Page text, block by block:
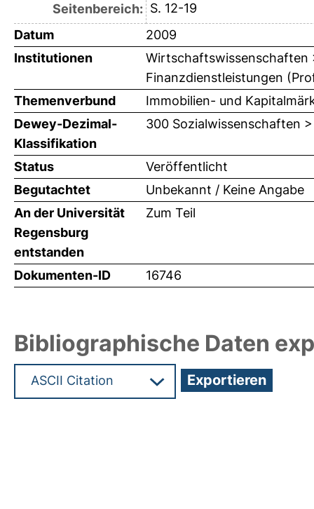
Seitenbereich: S. 12-19
Datum
2009
Institutionen
Finanzdienstleistungen
Themenverbund
Immobilien- und
Dewey-Dezimal-
Klassifikation
300 Sozialwissenschaften
Status
Veröffentlicht
Begutachtet
Unbekannt / Keine Angabe
An der Universität
Regensburg
entstanden
Zum Teil
Dokumenten-ID 16746
Bibliographische Daten